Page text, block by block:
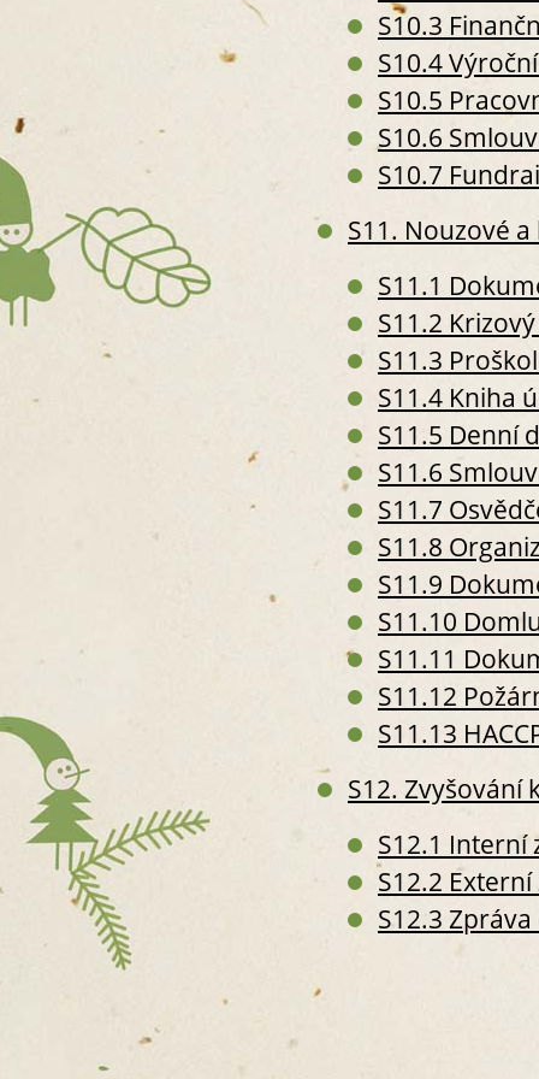
S10.3
S10.4
S10.5
S10.6
S10.7
S11. Nouzové
S11.1
S11.2
S11.3
S11.4 Kniha
S11.5 Denní
S11.6
S11.7
S11.8
S11.9
S11.10
S11.11
S11.12
S11.13
S12. Zvyšování
S12.1 Interní
S12.2
S12.3